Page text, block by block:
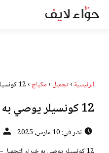
الرئيسية ›تجميل › مكياج› 12 كونسيلر يوصي به خبراء التجميل
12 كونسيلر يوصي به خبراء التجميل
نشر في: 10 مارس، 2025